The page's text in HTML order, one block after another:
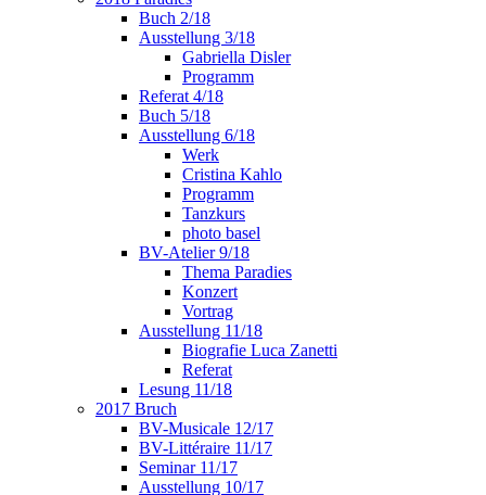
Buch 2/18
Ausstellung 3/18
Gabriella Disler
Programm
Referat 4/18
Buch 5/18
Ausstellung 6/18
Werk
Cristina Kahlo
Programm
Tanzkurs
photo basel
BV-Atelier 9/18
Thema Paradies
Konzert
Vortrag
Ausstellung 11/18
Biografie Luca Zanetti
Referat
Lesung 11/18
2017 Bruch
BV-Musicale 12/17
BV-Littéraire 11/17
Seminar 11/17
Ausstellung 10/17